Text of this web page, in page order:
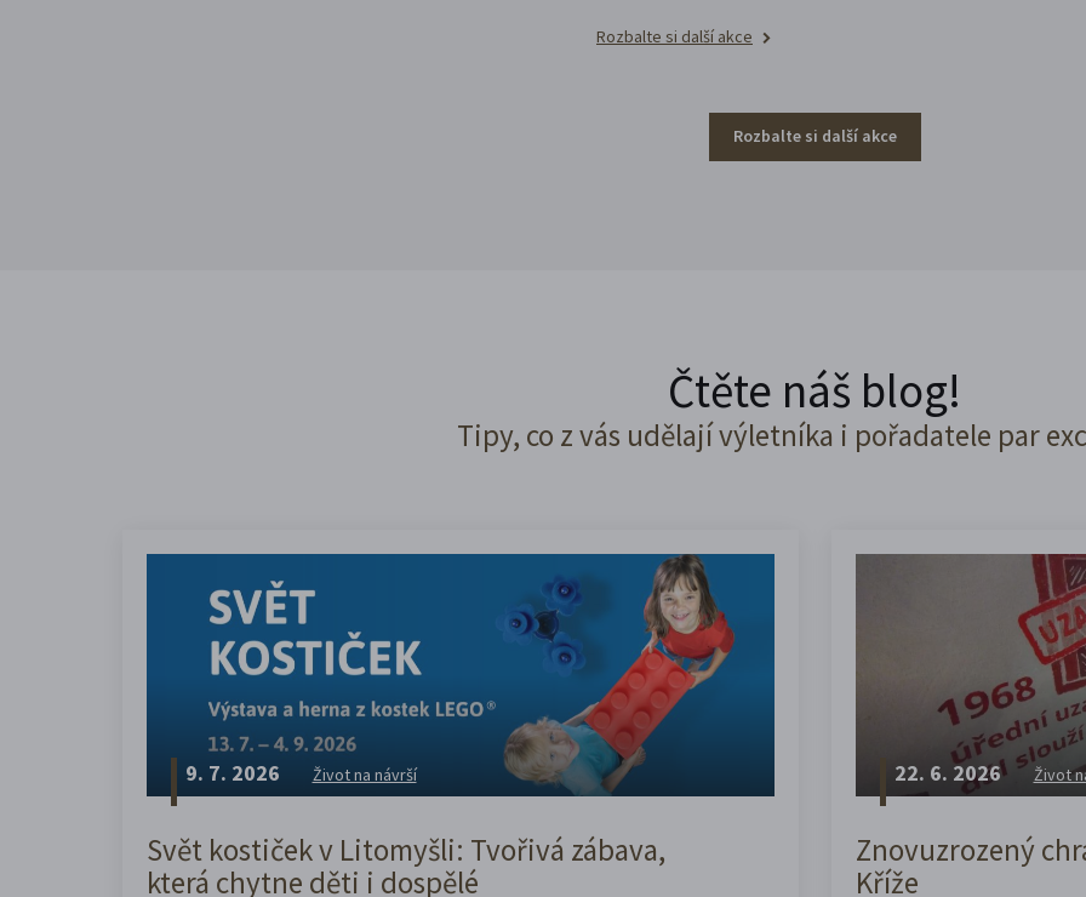
Rozbalte si další akce
Rozbalte si další akce
Čtěte náš blog!
Tipy, co z vás udělají výletníka i pořadatele par
9. 7. 2026 Život na návrší
Svět kostiček v Litomyšli: Tvořivá zábava,
která chytne děti i dospělé
22. 6. 2026 Život
Znovuzrozený
Kříže